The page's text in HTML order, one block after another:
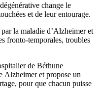
change le
et de leur entourage.
la maladie d’Alzheimer et
fronto-temporales, troubles
de Béthune
Alzheimer et propose un
pour que chacun puisse